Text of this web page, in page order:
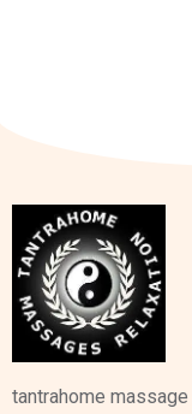
tantrahome